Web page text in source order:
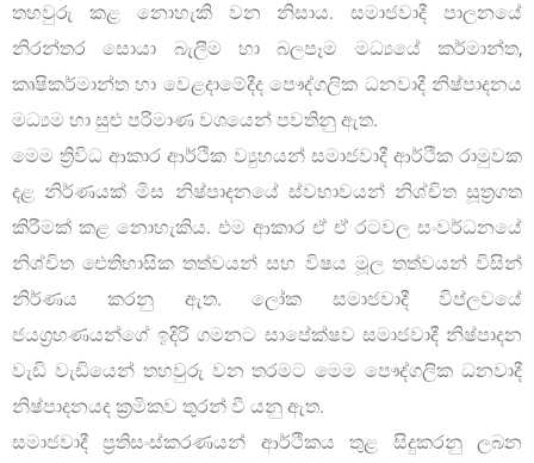
තහවුරු කළ නොහැකි වන නිසාය. සමාජවාදී පාලනයේ
නිරන්තර සොයා බැලීම හා බලපෑම මධ්‍යයේ කර්මාන්ත,
කෘෂිකර්මාන්ත හා වෙළදාමේදීද පෞද්ගලික ධනවාදී නිෂ්පාදනය
මධ්‍යම හා සුළු පරිමාණ වශයෙන් පවතිනු ඇත.
මෙම ත්‍රිවිධ ආකාර ආර්ථික ව්‍යුහයන් සමාජවාදී ආර්ථික රාමුවක
දළ නිර්ණයක් මිස නිෂ්පාදනයේ ස්වභාවයන් නිශ්චිත සූත්‍රගත
කිරීමක් කළ නොහැකිය. එම ආකාර ඒ ඒ රටවල සංවර්ධනයේ
නිශ්චිත ඓතිහාසික තත්වයන් සහ විෂය මූල තත්වයන් විසින්
නිර්ණය කරනු ඇත. ලෝක සමාජවාදී විප්ලවයේ
ජයග්‍රහණයන්ගේ ඉදිරි ගමනට සාපේක්ෂව සමාජවාදී නිෂ්පාදන
වැඩි වැඩියෙන් තහවුරු වන තරමට මෙම පෞද්ගලික ධනවාදී
නිෂ්පාදනයද ක්‍රමිකව තුරන් වී යනු ඇත.
සමාජවාදී ප්‍රතිසංස්කරණයන් ආර්ථිකය තුළ සිදුකරනු ලබන